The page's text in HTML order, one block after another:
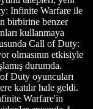
Infinite Warfare ile
birbirine benzer
kullanmaya
Call of Duty:
olmasının etkisiyle
durumda.
Duty oyuncuları
katılır hale geldi.
Warfare'in